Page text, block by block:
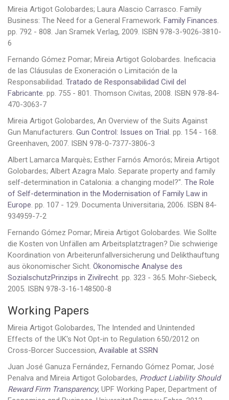
Mireia Artigot Golobardes; Laura Alascio Carrasco. Family
Business: The Need for a General Framework. Family Finances.
pp. 792 - 808. Jan Sramek Verlag, 2009. ISBN 978-3-9026-3810-
6
Fernando Gómez Pomar; Mireia Artigot Golobardes. Ineficacia
de las Cláusulas de Exoneración o Limitación de la
Responsabilidad. Tratado de Responsabilidad Civil del
Fabricante. pp. 755 - 801. Thomson Civitas, 2008. ISBN 978-84-
470-3063-7
Mireia Artigot Golobardes, An Overview of the Suits Against
Gun Manufacturers. Gun Control: Issues on Trial. pp. 154 - 168.
Greenhaven, 2007. ISBN 978-0-7377-3806-3
Albert Lamarca Marquès; Esther Farnós Amorós; Mireia Artigot
Golobardes; Albert Azagra Malo. Separate property and family
self-determination in Catalonia: a changing model?". The Role
of Self-determination in the Modernisation of Family Law in
Europe. pp. 107 - 129. Documenta Universitaria, 2006. ISBN 84-
934959-7-2
Fernando Gómez Pomar; Mireia Artigot Golobardes. Wie Sollte
die Kosten von Unfällen am Arbeitsplatztragen? Die schwierige
Koordination von Arbeiterunfallversicherung und Delikthauftung
aus ökonomischer Sicht. Ökonomische Analyse des
SozialschutzPrinzips in Zivilrecht. pp. 323 - 365. Mohr-Siebeck,
2005. ISBN 978-3-16-148500-8
Working Papers
Mireia Artigot Golobardes, The Intended and Unintended
Effects of the UK's Not Opt-in to Regulation 650/2012 on
Cross-Borcer Succession, Available at SSRN
Juan José Ganuza Fernández, Fernando Gómez Pomar, José
Penalva and Mireia Artigot Golobardes, Product Liability Should
Reward Firm Transparency, UPF Working Paper, Department of